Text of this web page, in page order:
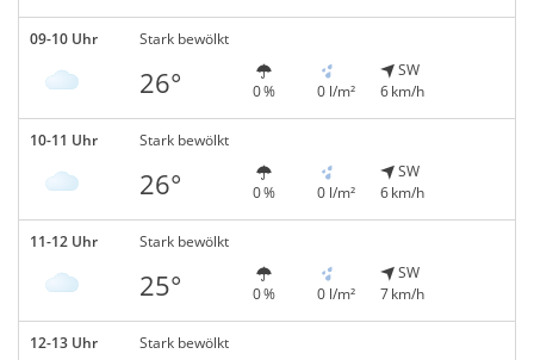
09-10 Uhr Stark bewölkt
26° 0 % 0 l/m²
SW
6 km/h
10-11 Uhr Stark bewölkt
26° 0 % 0 l/m²
SW
6 km/h
11-12 Uhr Stark bewölkt
25° 0 % 0 l/m²
SW
7 km/h
12-13 Uhr Stark bewölkt